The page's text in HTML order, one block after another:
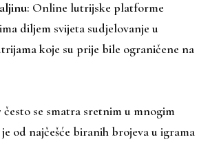
: Online lutrijske platforme
diljem svijeta sudjelovanje u
koje su prije bile ograničene na
često se smatra sretnim u mnogim
od najčešće biranih brojeva u igrama